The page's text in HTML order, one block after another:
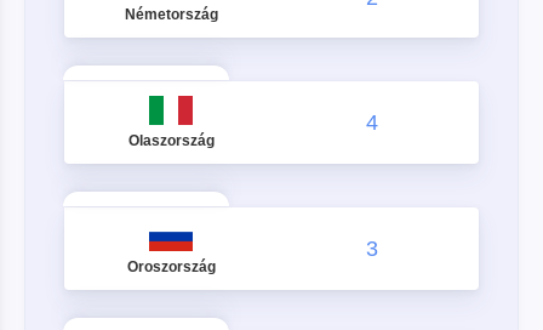
Németország
Olaszország
4
Oroszország
3